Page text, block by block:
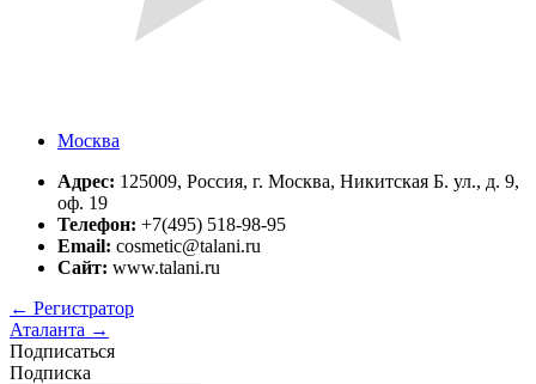
Москва
Адрес: 125009, Россия, г. Москва, Никитская Б. ул., д. 9,
оф. 19
Телефон: +7(495) 518-98-95
Email: cosmetic@talani.ru
Сайт: www.talani.ru
← Регистратор
Аталанта →
Подписаться
Подписка